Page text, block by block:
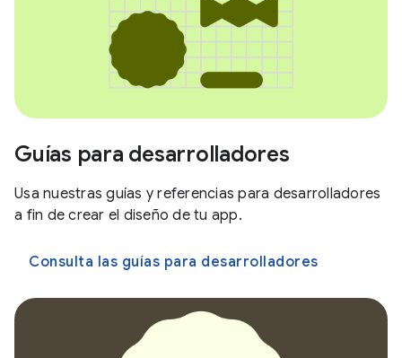
Guías para desarrolladores
Usa nuestras guías y referencias para desarrolladores
a fin de crear el diseño de tu app.
Consulta las guías para desarrolladores